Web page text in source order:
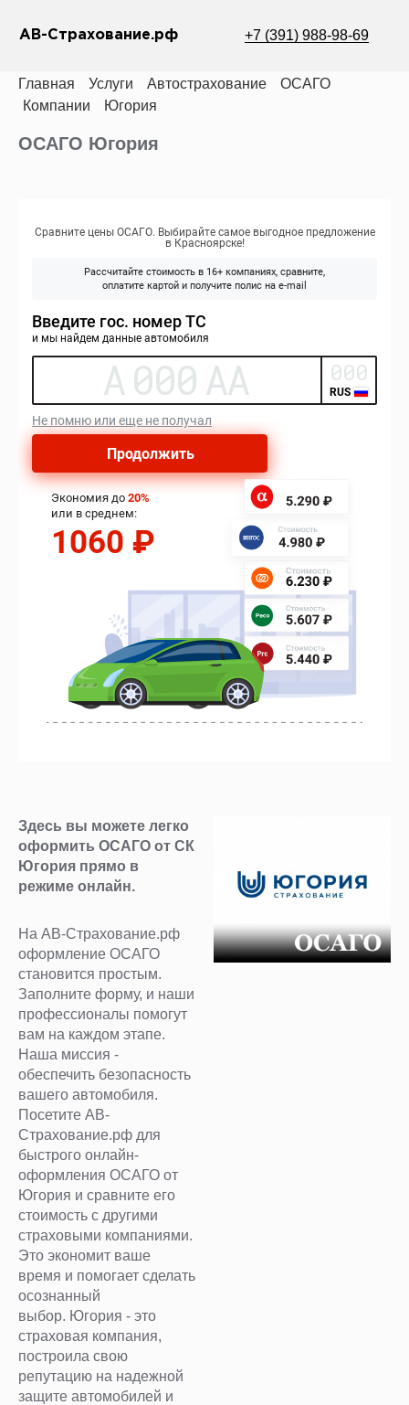
АВ-Страхование.рф +7 (391) 988-98-69
Главная Услуги Автострахование
ОСАГО
Компании
Югория
ОСАГО Югория
Здесь вы можете легко
оформить ОСАГО от СК
Югория прямо в
режиме онлайн.
На АВ-Страхование.рф
оформление ОСАГО
становится простым.
Заполните форму, и наши
профессионалы помогут
вам на каждом этапе.
Наша миссия -
обеспечить безопасность
вашего автомобиля.
Посетите АВ-
Страхование.рф для
быстрого онлайн-
оформления ОСАГО от
Югория и сравните его
стоимость с другими
страховыми компаниями.
Это экономит ваше
время и помогает сделать
осознанный
выбор. Югория - это
страховая компания,
построила свою
репутацию на надежной
защите автомобилей и